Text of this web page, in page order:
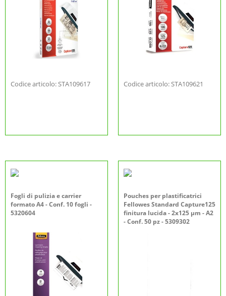
Codice articolo: STA109617 Codice articolo: STA109621
Fogli di pulizia e carrier
formato A4 - Conf. 10 fogli -
5320604
Pouches per plastificatrici
Fellowes Standard Capture125
finitura lucida - 2x125 µm - A2
- Conf. 50 pz - 5309302